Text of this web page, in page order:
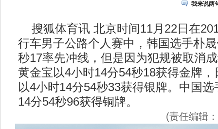
我来说两
搜狐体育讯 北京时间11月22日在
行车男子公路个人赛中，韩国选手朴
秒17率先冲线，但是因为犯规被取消
黄金宝以4小时14分54秒18获得金牌
以4小时14分54秒33获得银牌。中国
14分54秒96获得铜牌。
(责任编辑